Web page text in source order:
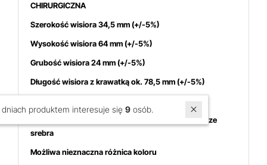
CHIRURGICZNA
Szerokość wisiora 34,5 mm(+/-5%)
Wysokość wisiora 64 mm (+/-5%)
Grubość wisiora 24 mm (+/-5%)
Długość wisiora z krawatką ok. 78,5 mm (+/-5%)
Krawatka wykonana ze stali chirurgicznej w kolorze
srebra
Możliwa nieznaczna różnica koloru
W ostatnich 7 dniach produktem interesuje się osób.